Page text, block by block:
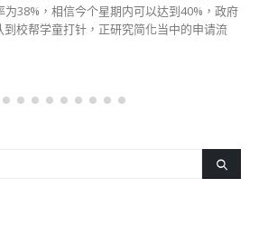
为38%，相信今个星期内可以达到40%，政府
到校帮学童打针，正研究简化当中的申请流